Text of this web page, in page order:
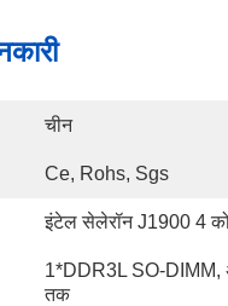
चीन
Ce, Rohs, Sgs
इंटेल सेलेरॉन J1900 4
1*DDR3L SO-DIMM,
तक